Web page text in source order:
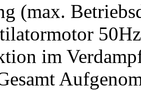
(max.
im